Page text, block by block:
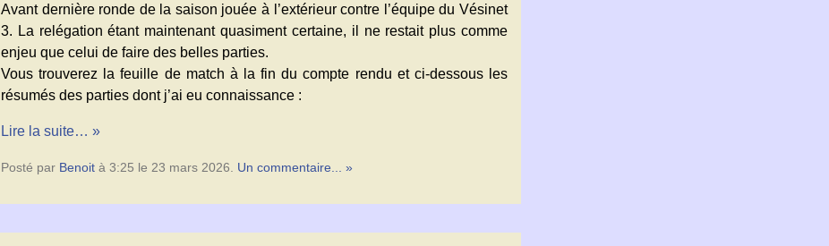
Avant dernière ronde de la saison jouée à l’extérieur contre l’équipe du Vésinet
3. La relégation étant maintenant quasiment certaine, il ne restait plus comme
enjeu que celui de faire des belles parties.
Vous trouverez la feuille de match à la fin du compte rendu et ci-dessous les
résumés des parties dont j’ai eu connaissance :
Lire la suite… »
Posté par Benoit à 3:25 le 23 mars 2026. Un commentaire... »